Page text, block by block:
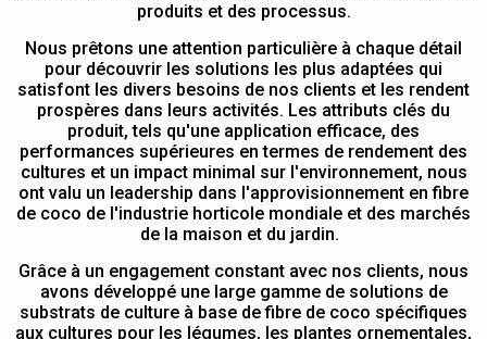
produits et des processus.
Nous prêtons une attention particulière à chaque détail
pour découvrir les solutions les plus adaptées qui
satisfont les divers besoins de nos clients et les rendent
prospères dans leurs activités. Les attributs clés du
produit, tels qu'une application efficace, des
performances supérieures en termes de rendement des
cultures et un impact minimal sur l'environnement, nous
ont valu un leadership dans l'approvisionnement en fibre
de coco de l'industrie horticole mondiale et des marchés
de la maison et du jardin.
Grâce à un engagement constant avec nos clients, nous
avons développé une large gamme de solutions de
substrats de culture à base de fibre de coco spécifiques
aux cultures pour les légumes, les plantes ornementales,